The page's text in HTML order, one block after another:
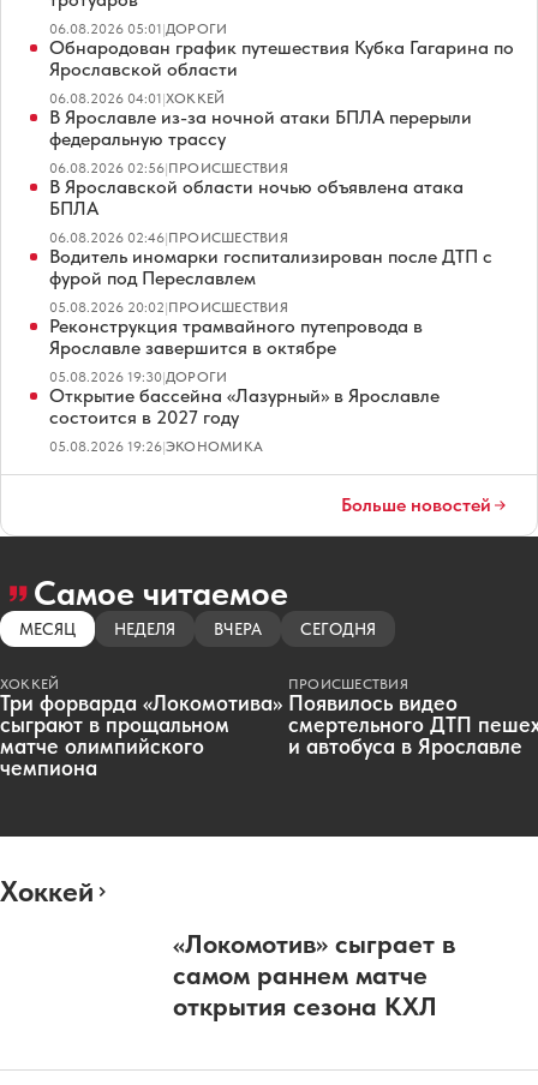
06.08.2026 05:01|ДОРОГИ
Обнародован график путешествия Кубка Гагарина по
Ярославской области
06.08.2026 04:01|ХОККЕЙ
В Ярославле из-за ночной атаки БПЛА перерыли
федеральную трассу
06.08.2026 02:56|ПРОИСШЕСТВИЯ
В Ярославской области ночью объявлена атака
БПЛА
06.08.2026 02:46|ПРОИСШЕСТВИЯ
Водитель иномарки госпитализирован после ДТП с
фурой под Переславлем
05.08.2026 20:02|ПРОИСШЕСТВИЯ
Реконструкция трамвайного путепровода в
Ярославле завершится в октябре
05.08.2026 19:30|ДОРОГИ
Открытие бассейна «Лазурный» в Ярославле
состоится в 2027 году
05.08.2026 19:26|ЭКОНОМИКА
Больше новостей
Самое читаемое
МЕСЯЦ НЕДЕЛЯ ВЧЕРА СЕГОДНЯ
ХОККЕЙ
Три форварда «Локомотива»
сыграют в прощальном
матче олимпийского
чемпиона
ПРОИСШЕСТВИЯ
Появилось видео
смертельного ДТП
и автобуса в Ярославле
Хоккей
«Локомотив» сыграет в
самом раннем матче
открытия сезона КХЛ